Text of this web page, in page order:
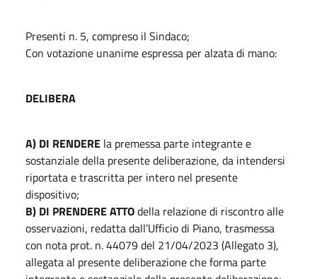
Presenti n. 5, compreso il Sindaco;
Con votazione unanime espressa per alzata di mano:
DELIBERA
A) DI RENDERE la premessa parte integrante e
sostanziale della presente deliberazione, da intendersi
riportata e trascritta per intero nel presente
dispositivo;
B) DI PRENDERE ATTOdella relazione di riscontro alle
osservazioni, redatta dall’Ufficio di Piano, trasmessa
con nota prot. n. 44079 del 21/04/2023 (Allegato 3),
allegata al presente deliberazione che forma parte